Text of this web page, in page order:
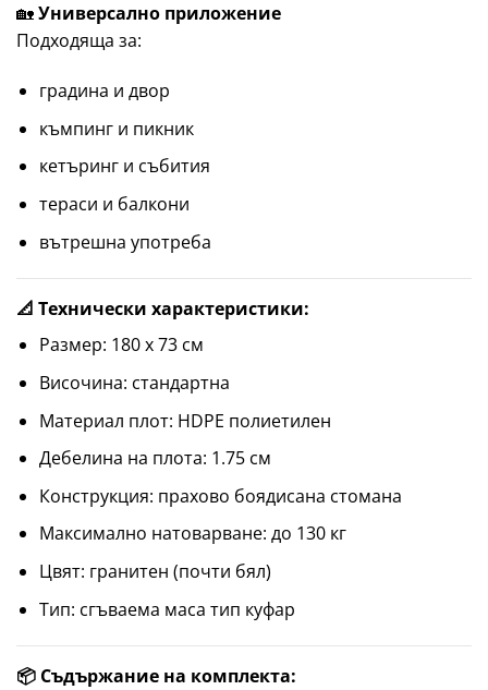
🏡Универсално приложение
Подходяща за:
градина и двор
къмпинг и пикник
кетъринг и събития
тераси и балкони
вътрешна употреба
📐 Технически характеристики:
Размер: 180 x 73 см
Височина: стандартна
Материал плот: HDPE полиетилен
Дебелина на плота: 1.75 см
Конструкция: прахово боядисана стомана
Максимално натоварване: до 130 кг
Цвят: гранитен (почти бял)
Тип: сгъваема маса тип куфар
📦 Съдържание на комплекта: